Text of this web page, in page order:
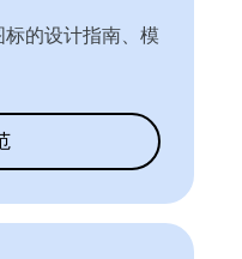
的设计指南、模